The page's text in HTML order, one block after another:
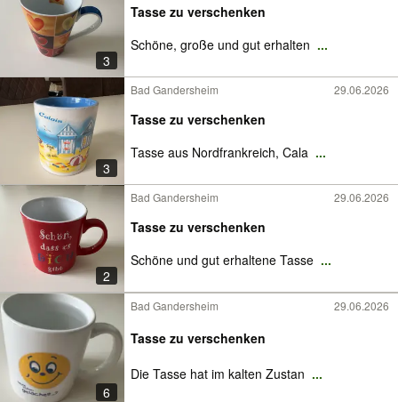
3
Tasse zu verschenken
Schöne, große und gut erhalten ...
3
Bad Gandersheim 29.06.2026
Tasse zu verschenken
Tasse aus Nordfrankreich, Cala ...
2
Bad Gandersheim 29.06.2026
Tasse zu verschenken
Schöne und gut erhaltene Tasse ...
6
Bad Gandersheim 29.06.2026
Tasse zu verschenken
Die Tasse hat im kalten Zustan ...